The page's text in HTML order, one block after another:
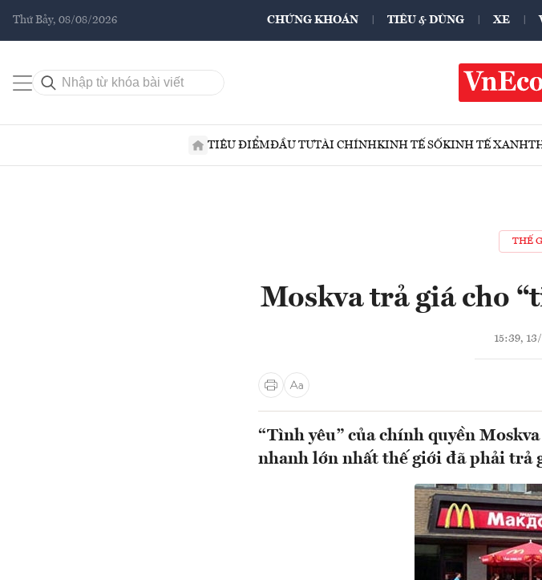
Thứ Bảy, 08/08/2026 CHỨNG KHOÁN TIÊU & DÙNG XE
TIÊU ĐIỂMĐẦU TƯTÀI CHÍNHKINH TẾ SỐKINH TẾ XANH
THẾ
Moskva trả giá cho
15:39,
“Tình yêu” của chính quyền
nhanh lớn nhất thế giới đã phải trả